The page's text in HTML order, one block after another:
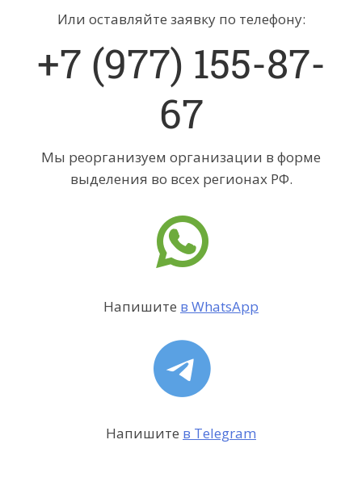
Или оставляйте заявку по телефону:
+7 (977) 155-87-
67
Мы реорганизуем организации в форме
выделения во всех регионах РФ.
Напишите в WhatsApp
Напишите в Telegram